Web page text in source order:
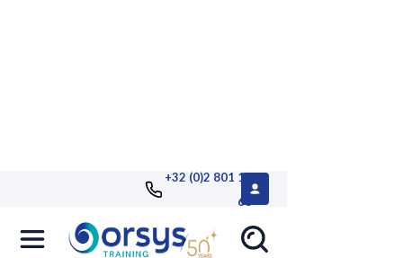
+32 (0)2 801 13
68
ESP32, ESP8266, IoT prototyping